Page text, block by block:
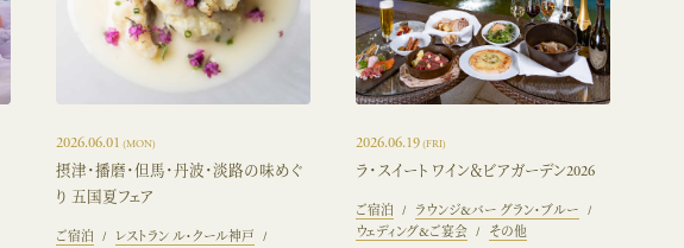
2026.06.01 (MON)
摂津・播磨・但馬・丹波・淡路の味めぐ
り 五国夏フェア
ご宿泊
レストラン ル・クール神戸
2026.06.19(FRI)
ラ・スイート ワイン＆ビアガーデン2026
ご宿泊
ラウンジ&バー グラン・ブルー
ウェディング&ご宴会
その他